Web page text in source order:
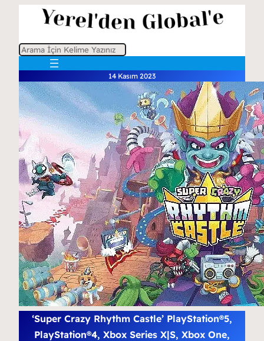
A
a
14 Kasım 2023
‘Super Crazy Rhythm Castle’ PlayStation®5,
PlayStation®4, Xbox Series X|S, Xbox One,